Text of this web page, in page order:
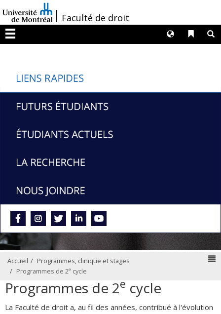
au
contenu
/Faculté de droit
Menu
Liens
Langues
Accueil
Programmes, clinique et stages
Programmes de 2e cycle
Programmes de 2e cycle
La Faculté de droit a, au fil des années, contribué à l'évolution